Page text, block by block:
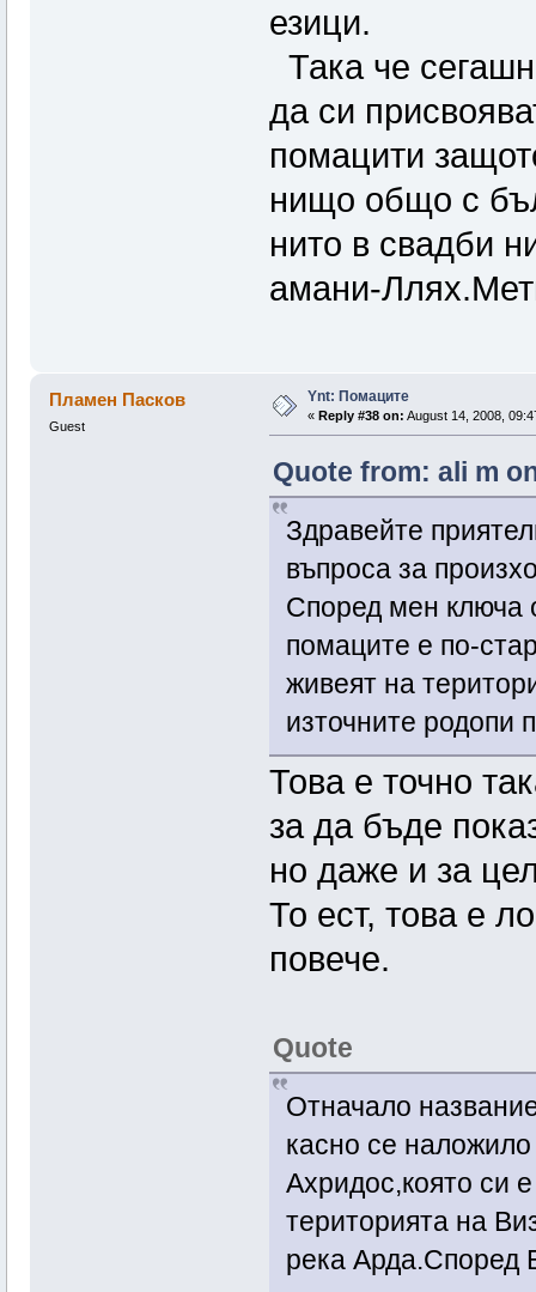
езици.
Така че
да си
помацити
нищо общо с
нито в свадби
амани-
Пламен Пасков
Guest
Ynt: Помаците
« Reply #38 on: August 14, 2008,
Quote from: ali m
Здравейте
въпроса за
Според мен ключа
помаците е по-
живеят на
източните родопи
Това е точно
за да бъде
но даже и за
То ест, това е
повече.
Quote
Отначало
касно се
Ахридос,която си
територията на
река Арда.Според